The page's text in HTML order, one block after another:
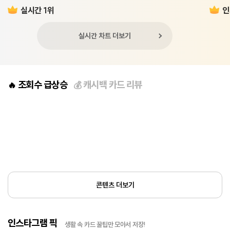
실시간 1위
실시간 차트 더보기
🔥 조회수 급상승 💰캐시백 카드 리뷰
콘텐츠 더보기
인스타그램 픽 생활 속 카드 꿀팁만 모아서 저장!